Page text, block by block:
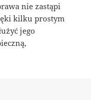
nie zastąpi
kilku prostym
jego